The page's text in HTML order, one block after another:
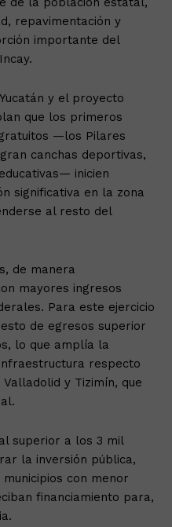
repavimentación y
importante del
y el proyecto
que los primeros
—los Pilares
canchas deportivas,
inicien
significativa en la zona
al resto del
de manera
mayores ingresos
Para este ejercicio
de egresos superior
lo que amplía la
respecto
y Tizimín, que
superior a los 3 mil
la inversión pública,
con menor
financiamiento para,